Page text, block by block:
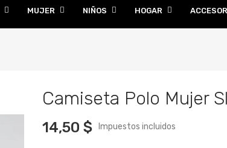
MUJER NIÑOS HOGAR
Camiseta Polo Mujer
14,50 $ Impuestos incluidos